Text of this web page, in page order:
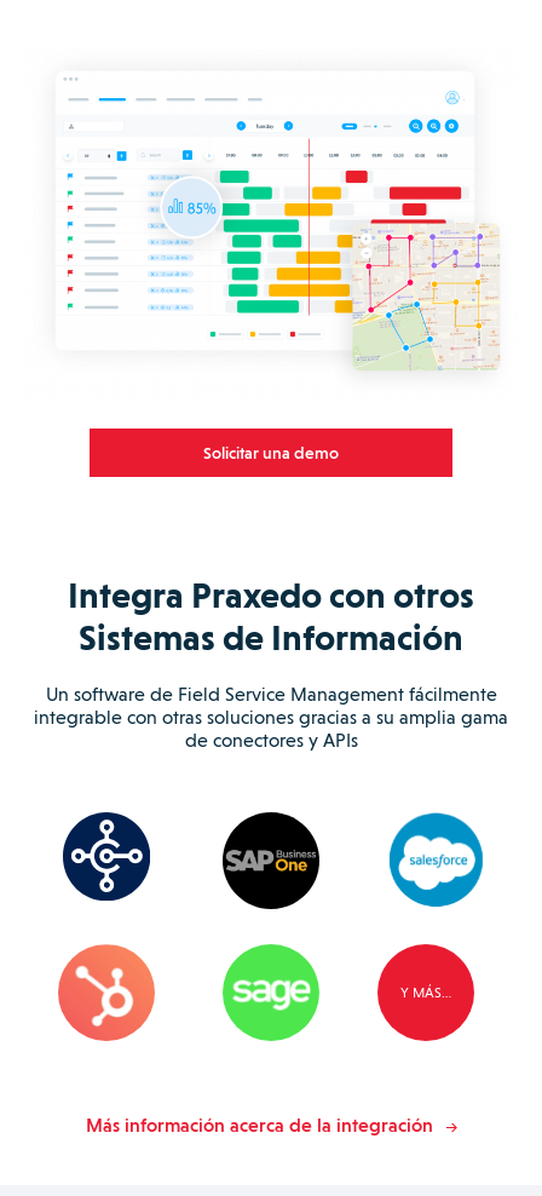
Solicitar una demo
Integra Praxedo con otros
Sistemas de Información
Un software de Field Service Management fácilmente
integrable con otras soluciones gracias a su amplia gama
de conectores y APIs
Y MÁS…
Más información acerca de la integración